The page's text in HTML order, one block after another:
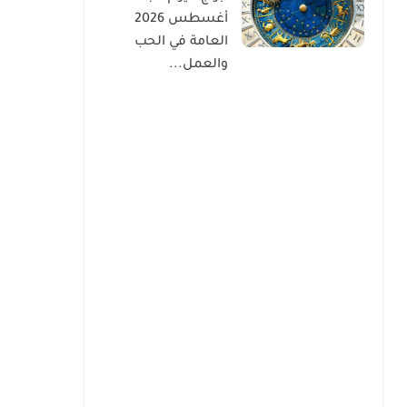
أغسطس 2026
العامة في الحب
والعمل...